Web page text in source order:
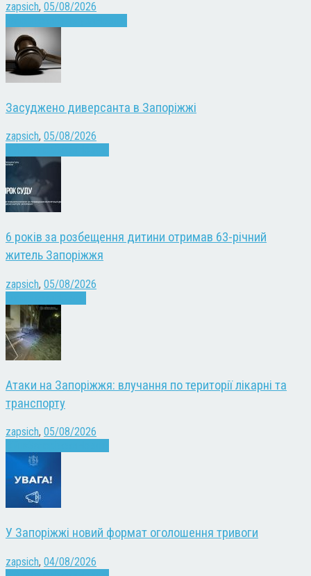
zapsich, 05/08/2026
Засуджено диверсанта в Запоріжжі
zapsich, 05/08/2026
6 років за розбещення дитини отримав 63-річний
житель Запоріжжя
zapsich, 05/08/2026
Атаки на Запоріжжя: влучання по території лікарні та
транспорту
zapsich, 05/08/2026
У Запоріжжі новий формат оголошення тривоги
zapsich, 04/08/2026